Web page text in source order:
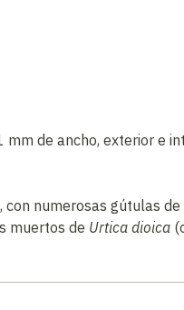
de ancho, exterior e
numerosas gútulas
muertos de Urtica dioica